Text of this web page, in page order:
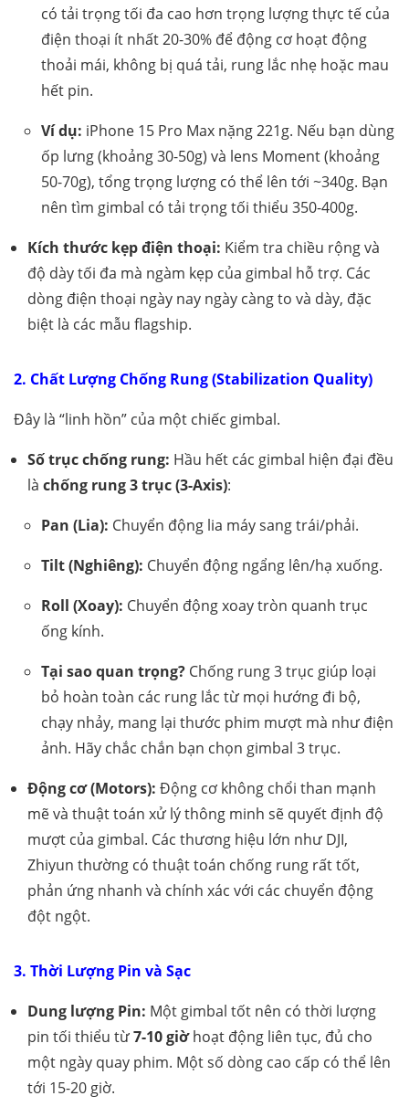
có tải trọng tối đa cao hơn trọng lượng thực tế của
điện thoại ít nhất 20-30% để động cơ hoạt động
thoải mái, không bị quá tải, rung lắc nhẹ hoặc mau
hết pin.
Ví dụ: iPhone 15 Pro Max nặng 221g. Nếu bạn dùng
ốp lưng (khoảng 30-50g) và lens Moment (khoảng
50-70g), tổng trọng lượng có thể lên tới ~340g. Bạn
nên tìm gimbal có tải trọng tối thiểu 350-400g.
Kích thước kẹp điện thoại: Kiểm tra chiều rộng và
độ dày tối đa mà ngàm kẹp của gimbal hỗ trợ. Các
dòng điện thoại ngày nay ngày càng to và dày, đặc
biệt là các mẫu flagship.
2. Chất Lượng Chống Rung (Stabilization Quality)
Đây là “linh hồn” của một chiếc gimbal.
Số trục chống rung: Hầu hết các gimbal hiện đại đều
là chống rung 3 trục (3-Axis):
Pan (Lia): Chuyển động lia máy sang trái/phải.
Tilt (Nghiêng): Chuyển động ngẩng lên/hạ xuống.
Roll (Xoay): Chuyển động xoay tròn quanh trục
ống kính.
Tại sao quan trọng? Chống rung 3 trục giúp loại
bỏ hoàn toàn các rung lắc từ mọi hướng đi bộ,
chạy nhảy, mang lại thước phim mượt mà như điện
ảnh. Hãy chắc chắn bạn chọn gimbal 3 trục.
Động cơ (Motors): Động cơ không chổi than mạnh
mẽ và thuật toán xử lý thông minh sẽ quyết định độ
mượt của gimbal. Các thương hiệu lớn như DJI,
Zhiyun thường có thuật toán chống rung rất tốt,
phản ứng nhanh và chính xác với các chuyển động
đột ngột.
3. Thời Lượng Pin và Sạc
Dung lượng Pin: Một gimbal tốt nên có thời lượng
pin tối thiểu từ7-10 giờhoạt động liên tục, đủ cho
một ngày quay phim. Một số dòng cao cấp có thể lên
tới 15-20 giờ.